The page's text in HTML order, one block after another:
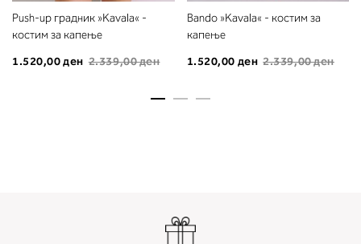
Push-up градник »Kavala« -
костим за капење
1.520,00 ден 2.339,00 ден
Bando »Kavala« - костим за
капење
1.520,00 ден 2.339,00 ден
колоната што сте ја одредиле со
мерењето на бистата.